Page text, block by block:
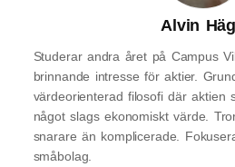
Alvin
Studerar andra året på Campus
brinnande intresse för aktier.
värdeorienterad filosofi där aktien
något slags ekonomiskt värde.
snarare än komplicerade.
småbolag.